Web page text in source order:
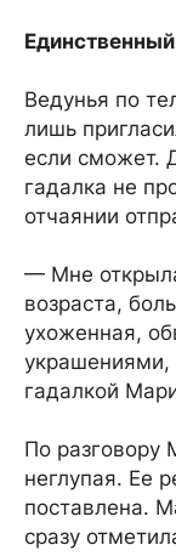
Ведунья по
лишь
если сможет.
гадалка не
отчаянии
— Мне
возраста,
ухоженная,
украшениями,
гадалкой
По разговору
неглупая. Ее
поставлена.
сразу